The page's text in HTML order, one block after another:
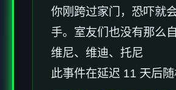
你刚跨过家门，恐吓就
手。室友们也没有那么自
维尼、维迪、托尼
此事件在延迟 11 天后随